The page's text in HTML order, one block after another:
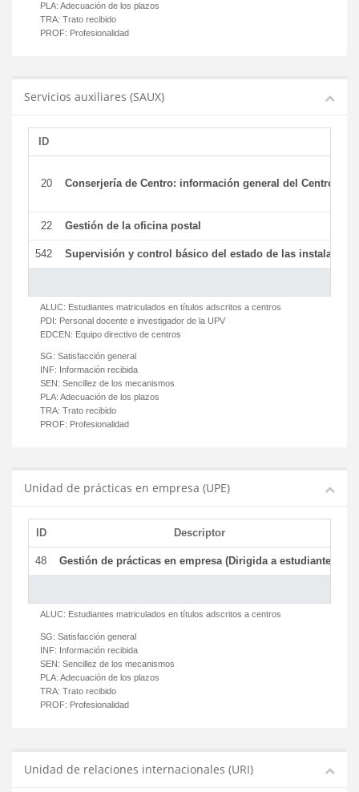
PLA: Adecuación de los plazos
TRA: Trato recibido
PROF: Profesionalidad
Servicios auxiliares (SAUX)
ID
20 Conserjería de Centro: información general del Centro y
22 Gestión de la oficina postal
542 Supervisión y control básico del estado de las
ALUC: Estudiantes matriculados en títulos adscritos a centros
PDI: Personal docente e investigador de la UPV
EDCEN: Equipo directivo de centros
SG: Satisfacción general
INF: Información recibida
SEN: Sencillez de los mecanismos
PLA: Adecuación de los plazos
TRA: Trato recibido
PROF: Profesionalidad
Unidad de prácticas en empresa (UPE)
ID Descriptor
48 Gestión de prácticas en empresa (Dirigida a estudiantes)
ALUC: Estudiantes matriculados en títulos adscritos a centros
SG: Satisfacción general
INF: Información recibida
SEN: Sencillez de los mecanismos
PLA: Adecuación de los plazos
TRA: Trato recibido
PROF: Profesionalidad
Unidad de relaciones internacionales (URI)